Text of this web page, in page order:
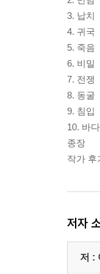
3. 납치
4. 귀국
5. 죽음
6. 비밀
7. 전쟁
8. 동굴
9. 침입
10. 바다
종장
작가 후
저자
저 :